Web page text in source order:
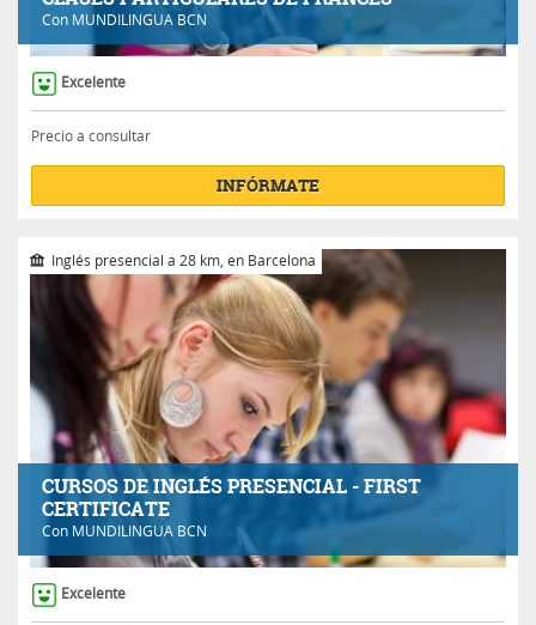
Con MUNDILINGUA BCN
Excelente
Precio a consultar
INFÓRMATE
CURSOS DE INGLÉS PRESENCIAL - FIRST
CERTIFICATE
Con MUNDILINGUA BCN
Inglés presencial a 28 km, en Barcelona
Excelente